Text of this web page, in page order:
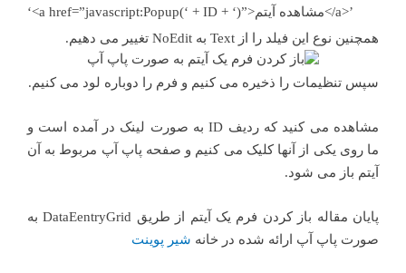
‘<a href=”javascript:Popup(‘ + ID + ‘)”>مشاهده آیتم</a>’
همچنین نوع این فیلد را از Text به NoEdit تغییر می دهیم.
سپس تنظیمات را ذخیره می کنیم و فرم را دوباره لود می کنیم.
مشاهده می کنید که ردیف ID به صورت لینک در آمده است و
ما روی یکی از آنها کلیک می کنیم و صفحه پاپ آپ مربوط به آن
آیتم باز می شود.
پایان مقاله باز کردن فرم یک آیتم از طریق DataEentryGrid به
صورت پاپ آپ ارائه شده در خانه شیر پوینت